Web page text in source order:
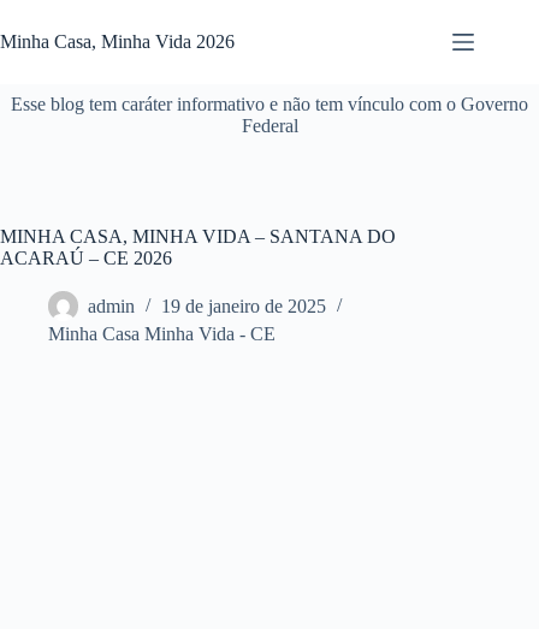
para
o
Minha Casa, Minha Vida 2026
Esse blog tem caráter informativo e não tem vínculo com o Governo
Federal
MINHA CASA, MINHA VIDA – SANTANA DO
ACARAÚ – CE 2026
admin
19 de janeiro de 2025
Minha Casa Minha Vida - CE